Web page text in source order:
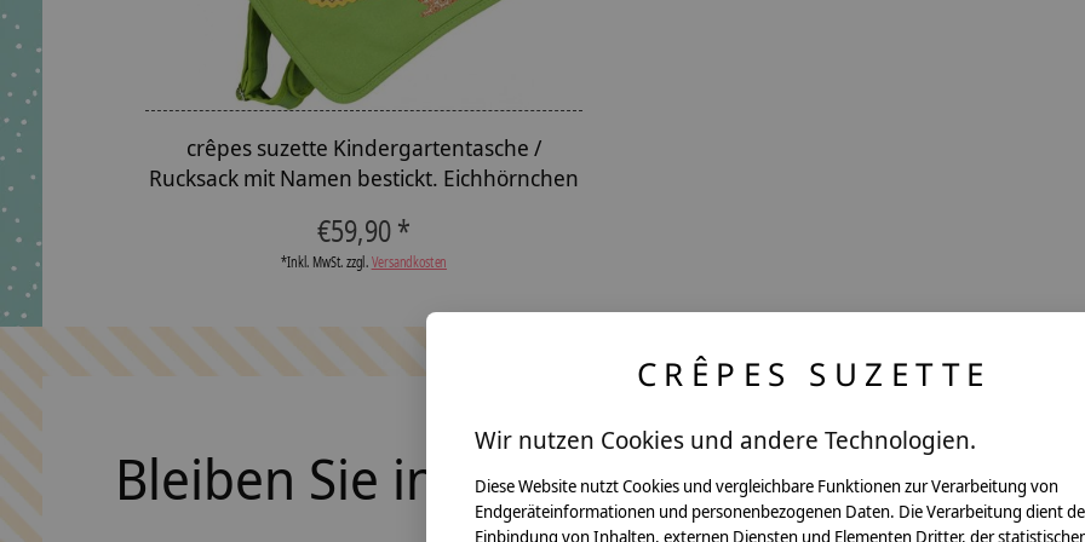
crêpes suzette Kindergartentasche /
Rucksack mit Namen bestickt. Eichhörnchen
€59,90 *
*Inkl. MwSt. zzgl.Versandkosten
Bleiben Sie in Kontakt
CRÊPES SUZETTE
Wir nutzen Cookies und andere Technologien.
Diese Website nutzt Cookies und vergleichbare Funktionen zur Verarbeitung von
Endgeräteinformationen und personenbezogenen Daten. Die Verarbeitung dient
Einbindung von Inhalten, externen Diensten und Elementen Dritter, der